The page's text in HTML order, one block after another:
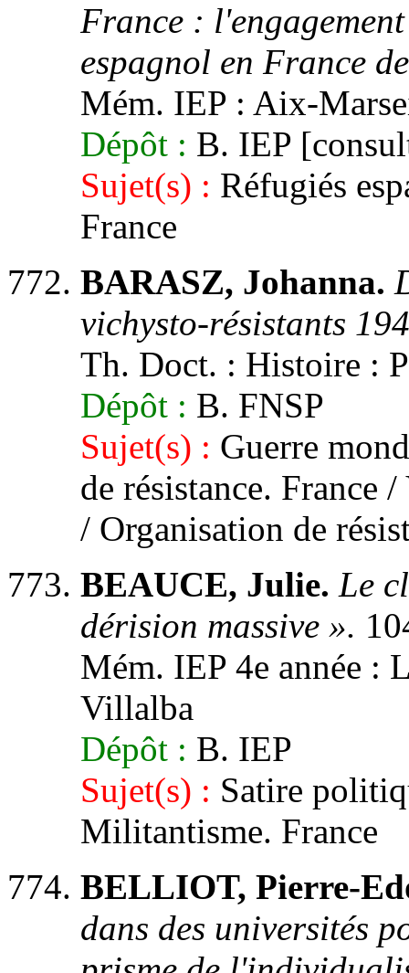
France :
espagnol en France
Mém. IEP : Aix-
Dépôt : B. IEP
Sujet(s) : Réfugiés
France
BARASZ, Johanna.
vichysto-résistants
Th. Doct. : Histoire :
Dépôt : B. FNSP
Sujet(s) : Guerre
de résistance. France
/ Organisation de
BEAUCE, Julie. Le
dérision massive ».
Mém. IEP 4e année :
Villalba
Dépôt : B. IEP
Sujet(s) : Satire
Militantisme. France
BELLIOT, Pierre-
dans des universités